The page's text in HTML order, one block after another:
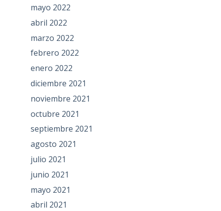
mayo 2022
abril 2022
marzo 2022
febrero 2022
enero 2022
diciembre 2021
noviembre 2021
octubre 2021
septiembre 2021
agosto 2021
julio 2021
junio 2021
mayo 2021
abril 2021